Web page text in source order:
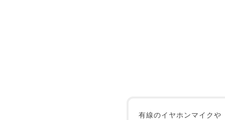
有線のイヤホンマイクや